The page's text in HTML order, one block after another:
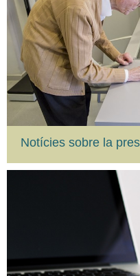
Notícies sobre la